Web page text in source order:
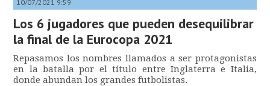
10/07/2021 9:59
Los 6 jugadores que pueden desequilibrar
la final de la Eurocopa 2021
Repasamos los nombres llamados a ser protagonistas
en la batalla por el título entre Inglaterra e Italia,
donde abundan los grandes futbolistas.